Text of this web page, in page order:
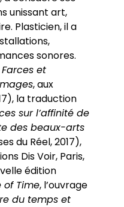
unissant art,
Plasticien, il a
sonores.
Farces et
, aux
la traduction
sur l’affinité de
des beaux-arts
du Réel, 2017),
Dis Voir, Paris,
édition
of Time, l’ouvrage
du temps et